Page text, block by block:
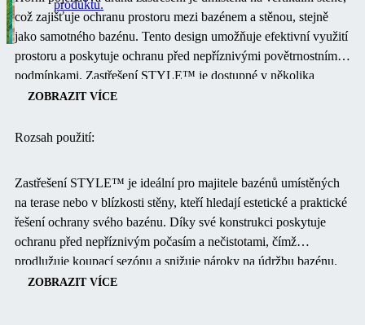
produktu.
což zajišťuje ochranu prostoru mezi bazénem a stěnou, stejně
jako samotného bazénu. Tento design umožňuje efektivní využití
prostoru a poskytuje ochranu před nepříznivými povětrnostními
podmínkami. Zastřešení STYLE™ je dostupné v několika
barevných provedeních konstrukce, včetně stříbrné, bílé,
dle přání zákazníka.
ZOBRAZIT VÍCE
Rozsah použití:
Zastřešení STYLE™ je ideální pro majitele bazénů umístěných
na terase nebo v blízkosti stěny, kteří hledají estetické a praktické
řešení ochrany svého bazénu. Díky své konstrukci poskytuje
ochranu před nepříznivým počasím a nečistotami, čímž
prodlužuje koupací sezónu a snižuje nároky na údržbu bazénu.
Navíc může být využito i jako zastřešení terasy či venkovních
ZOBRAZIT VÍCE